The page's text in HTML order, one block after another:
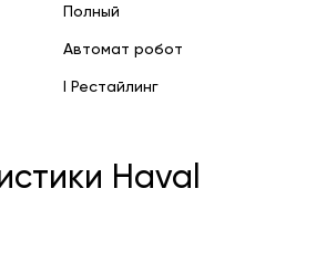
Полный
Автомат робот
I Рестайлинг
Haval